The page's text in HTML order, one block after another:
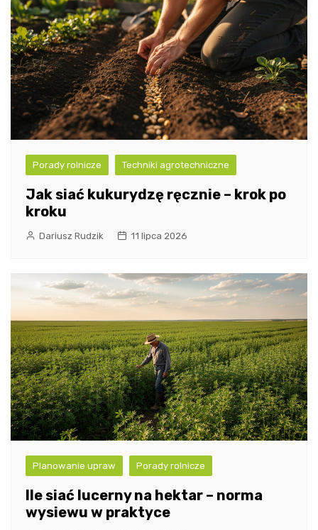
Porady rolnicze Techniki agrotechniczne
Jak siać kukurydzę ręcznie – krok po
kroku
Dariusz Rudzik 11 lipca 2026
Planowanie upraw Porady rolnicze
Ile siać lucerny na hektar – norma
wysiewu w praktyce